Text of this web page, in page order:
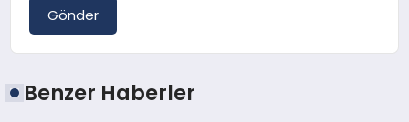
Gönder
Benzer Haberler